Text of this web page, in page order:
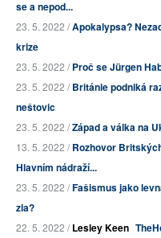
se a nepod...
23. 5. 2022 /Apokalypsa?
krize
23. 5. 2022 /Proč se Jürgen
23. 5. 2022 /Británie podniká
neštovic
23. 5. 2022 /Západ a válka na
13. 5. 2022 /Rozhovor
Hlavním nádraží...
23. 5. 2022 /Fašismus jako
zla?
22. 5. 2022 /Lesley Keen